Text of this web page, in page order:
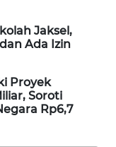
Jaksel,
Ada Izin
Proyek
Soroti
Rp6,7